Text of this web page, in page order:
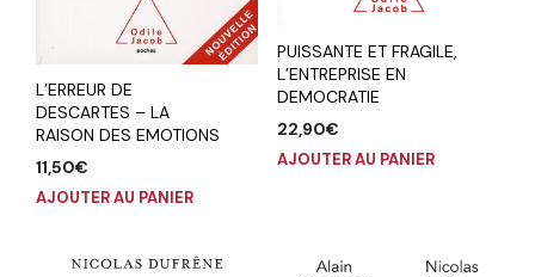
L’ERREUR DE
DESCARTES – LA
RAISON DES EMOTIONS
11,50€
AJOUTER AU PANIER
PUISSANTE ET FRAGILE,
L’ENTREPRISE EN
DEMOCRATIE
22,90€
AJOUTER AU PANIER